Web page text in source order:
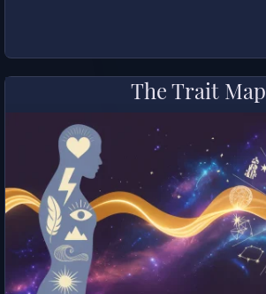
The Trait Map